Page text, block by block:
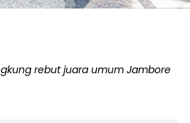
rebut juara umum Jambore